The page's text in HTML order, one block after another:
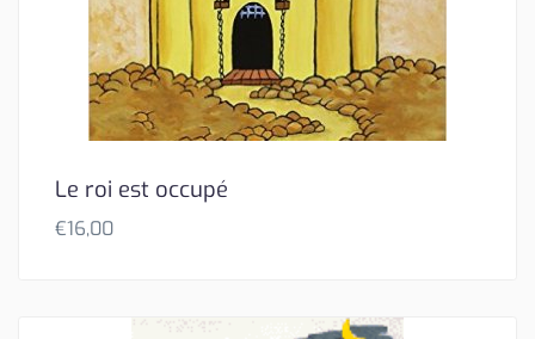
Le roi est occupé
€16,00